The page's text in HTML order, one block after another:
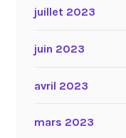
juillet 2023
juin 2023
avril 2023
mars 2023